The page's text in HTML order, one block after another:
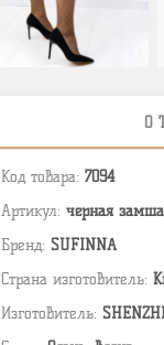
О
Код товара: 7094
Артикул: черная замша
Бренд: SUFINNA
Страна изготовитель:
Изготовитель: